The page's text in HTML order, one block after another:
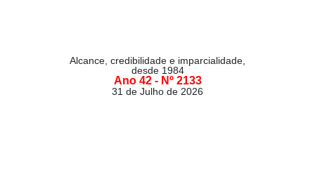
Alcance, credibilidade e imparcialidade,
desde 1984
Ano 42 - Nº 2133
31 de Julho de 2026